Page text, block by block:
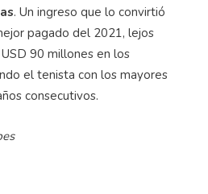
. Un ingreso que lo convirtió
pagado del 2021, lejos
90 millones en los
el tenista con los mayores
consecutivos.